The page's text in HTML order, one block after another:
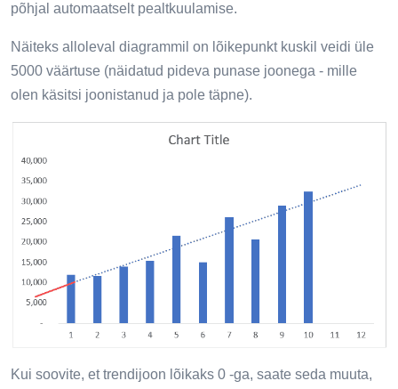
põhjal automaatselt pealtkuulamise.
Näiteks alloleval diagrammil on lõikepunkt kuskil veidi üle
5000 väärtuse (näidatud pideva punase joonega - mille
olen käsitsi joonistanud ja pole täpne).
Kui soovite, et trendijoon lõikaks 0 -ga, saate seda muuta,